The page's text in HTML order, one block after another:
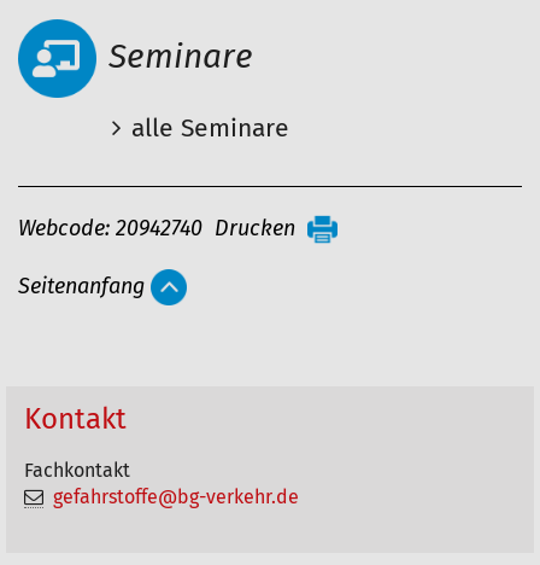
Seminare
alle Seminare
A
t
e
a
k
Webcode: 20942740 Drucken
Seitenanfang
Kontakt
Fachkontakt
gefahrstoffe@bg-verkehr.de